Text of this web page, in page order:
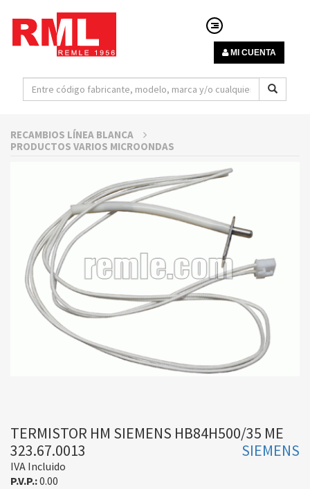
MI CUENTA
RECAMBIOS LÍNEA BLANCA
PRODUCTOS VARIOS MICROONDAS
TERMISTOR HM SIEMENS HB84H500/35 ME
323.67.0013
SIEMENS
IVA Incluido
P.V.P.:0.00